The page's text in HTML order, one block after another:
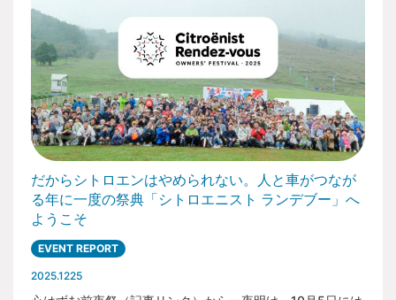
ゲ
ー
シ
ョ
ン
だからシトロエンはやめられない。人と車がつなが
る年に一度の祭典「シトロエニスト ランデブー」へ
ようこそ
EVENT REPORT
2025.1225